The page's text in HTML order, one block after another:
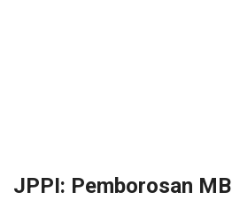
JPPI: Pemborosan